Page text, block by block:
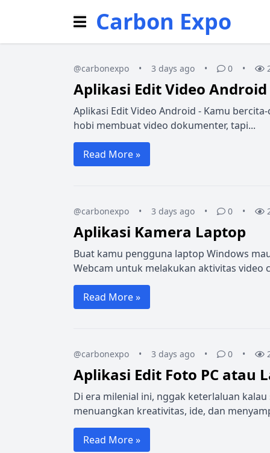
Carbon Expo
@carbonexpo • 3 days ago • 0 •
Aplikasi Edit Video Android
Aplikasi Edit Video Android - Kamu
hobi membuat video dokumenter, tapi...
Read More »
@carbonexpo • 3 days ago • 0 •
Aplikasi Kamera Laptop
Buat kamu pengguna laptop Windows
Webcam untuk melakukan aktivitas video
Read More »
@carbonexpo • 3 days ago • 0 •
Aplikasi Edit Foto PC atau
Di era milenial ini, nggak keterlaluan
menuangkan kreativitas, ide, dan
Read More »